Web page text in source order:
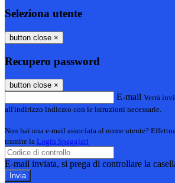
Seleziona utente
button close ×
Recupero password
button close ×
E-mail Verrà
all'indirizzo indicato con le istruzioni necessarie.
Non hai una e-mail associata al nome utente?
tramite la Login Spaggiari
E-mail inviata, si prega di controllare la